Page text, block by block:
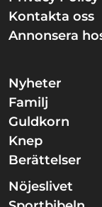
Kontakta oss
Annonsera
Nyheter
Familj
Guldkorn
Knep
Berättelser
Nöjeslivet